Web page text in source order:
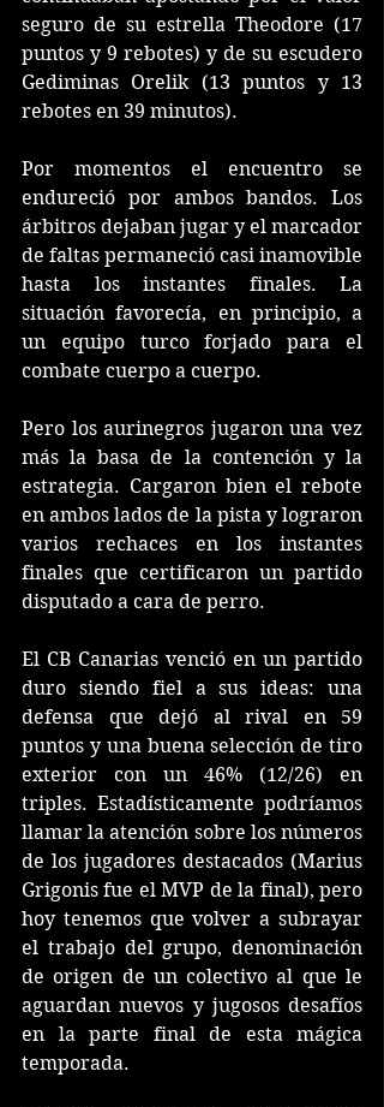
seguro de su estrella Theodore (17
puntos y 9 rebotes) y de su escudero
Gediminas Orelik (13 puntos y 13
rebotes en 39 minutos).
Por momentos el encuentro se
endureció por ambos bandos. Los
árbitros dejaban jugar y el marcador
de faltas permaneció casi inamovible
hasta los instantes finales. La
situación favorecía, en principio, a
un equipo turco forjado para el
combate cuerpo a cuerpo.
Pero los aurinegros jugaron una vez
más la basa de la contención y la
estrategia. Cargaron bien el rebote
en ambos lados de la pista y lograron
varios rechaces en los instantes
finales que certificaron un partido
disputado a cara de perro.
El CB Canarias venció en un partido
duro siendo fiel a sus ideas: una
defensa que dejó al rival en 59
puntos y una buena selección de tiro
exterior con un 46% (12/26) en
triples. Estadísticamente podríamos
llamar la atención sobre los números
de los jugadores destacados (Marius
Grigonis fue el MVP de la final), pero
hoy tenemos que volver a subrayar
el trabajo del grupo, denominación
de origen de un colectivo al que le
aguardan nuevos y jugosos desafíos
en la parte final de esta mágica
temporada.